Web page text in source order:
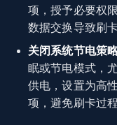
项，授予必要权
数据交换导致刷
关闭系统节电策
眠或节电模式，
供电，设置为高
项，避免刷卡过